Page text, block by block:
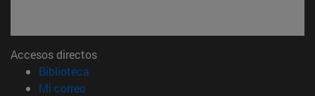
Accesos directos
Biblioteca
Mi correo(abre en nueva ventana)